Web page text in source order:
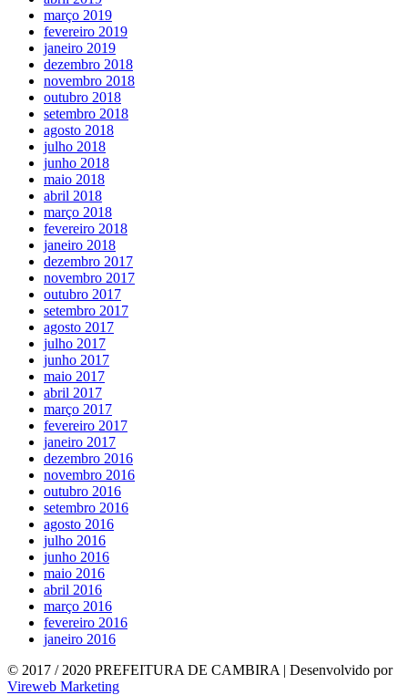
março 2019
fevereiro 2019
janeiro 2019
dezembro 2018
novembro 2018
outubro 2018
setembro 2018
agosto 2018
julho 2018
junho 2018
maio 2018
abril 2018
março 2018
fevereiro 2018
janeiro 2018
dezembro 2017
novembro 2017
outubro 2017
setembro 2017
agosto 2017
julho 2017
junho 2017
maio 2017
abril 2017
março 2017
fevereiro 2017
janeiro 2017
dezembro 2016
novembro 2016
outubro 2016
setembro 2016
agosto 2016
julho 2016
junho 2016
maio 2016
abril 2016
março 2016
fevereiro 2016
janeiro 2016
© 2017 / 2020 PREFEITURA DE CAMBIRA | Desenvolvido por
Vireweb Marketing